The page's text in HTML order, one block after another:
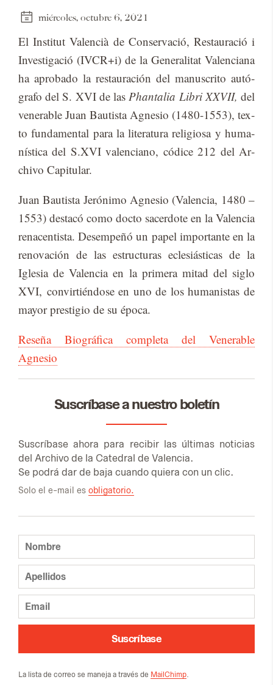
miércoles, octubre 6, 2021
El Ins­ti­tut Va­len­cià de Con­ser­va­ció, Res­tau­ra­ció i
In­ves­ti­ga­ció (IVCR+i) de la Ge­ne­ra­li­tat Va­len­cia­na
ha apro­ba­do la res­tau­ra­ción del ma­nus­cri­to au­tó­
gra­fo del S. XVI de lasPhantalia Libri XXVII, del
ve­ne­ra­ble Juan Bau­tis­ta Ag­ne­sio (1480-1553), tex­
to fun­da­men­tal para la li­te­ra­tu­ra re­li­gio­sa y hu­ma­
nís­ti­ca del S.XVI va­len­ciano, có­di­ce 212 del Ar­
chi­vo Ca­pi­tu­lar.
Juan Bau­tis­ta Je­ró­ni­mo Ag­ne­sio (Va­len­cia, 1480 –
1553) des­ta­có como doc­to sa­cer­do­te en la Va­len­cia
re­na­cen­tis­ta. Desem­pe­ñó un pa­pel im­por­tan­te en la
re­no­va­ción de las es­truc­tu­ras ecle­siás­ti­cas de la
Igle­sia de Va­len­cia en la pri­me­ra mi­tad del si­glo
XVI, con­vir­tién­do­se en uno de los hu­ma­nis­tas de
ma­yor pres­ti­gio de su épo­ca.
Reseña Biográfica completa del Venerable
Agnesio
Suscríbase a nuestro boletín
Sus­crí­ba­se aho­ra para re­ci­bir las úl­ti­mas no­ti­cias
del Ar­chi­vo de la Ca­te­dral de Va­len­cia.
Se po­drá dar de baja cuan­do quie­ra con un clic.
Solo el e-mail es obligatorio.
Suscríbase
La lis­ta de co­rreo se ma­ne­ja a tra­vés de MailChimp